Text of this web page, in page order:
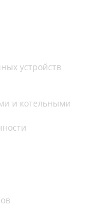
устройств
и котельными